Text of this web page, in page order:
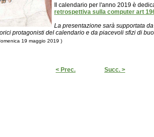
Il calendario per l'anno 2019 è
retrospettiva sulla computer art
La presentazione sarà supportata
protagonisti del calendario e da piacevoli sfizi di
19 maggio 2019 )
< Prec.
Succ. >